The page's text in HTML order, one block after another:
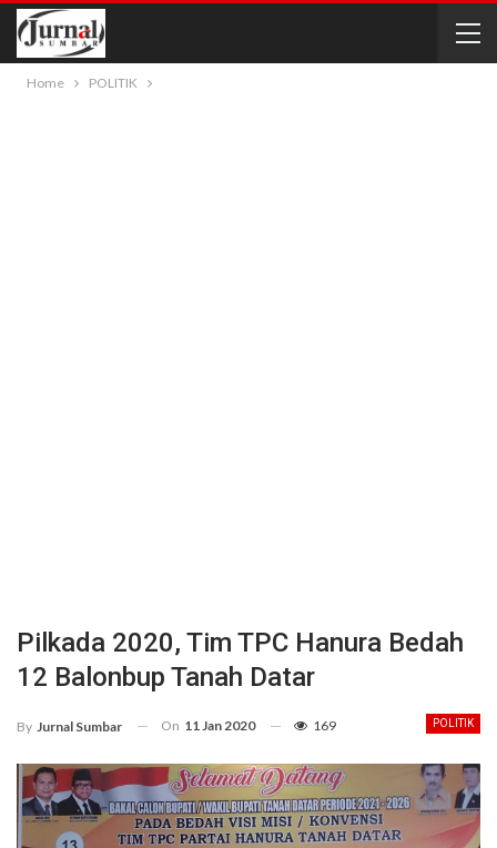
Home POLITIK
Pilkada 2020, Tim TPC Hanura Bedah
12 Balonbup Tanah Datar
POLITIK
By Jurnal Sumbar On 11 Jan 2020 169